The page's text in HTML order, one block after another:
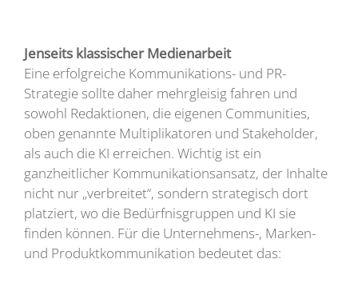
Jenseits klassischer Medienarbeit
Eine erfolgreiche Kommunikations- und PR-
Strategie sollte daher mehrgleisig fahren und
sowohl Redaktionen, die eigenen Communities,
oben genannte Multiplikatoren und Stakeholder,
als auch die KI erreichen. Wichtig ist ein
ganzheitlicher Kommunikationsansatz, der Inhalte
nicht nur „verbreitet“, sondern strategisch dort
platziert, wo die Bedürfnisgruppen und KI sie
finden können. Für die Unternehmens-, Marken-
und Produktkommunikation bedeutet das: